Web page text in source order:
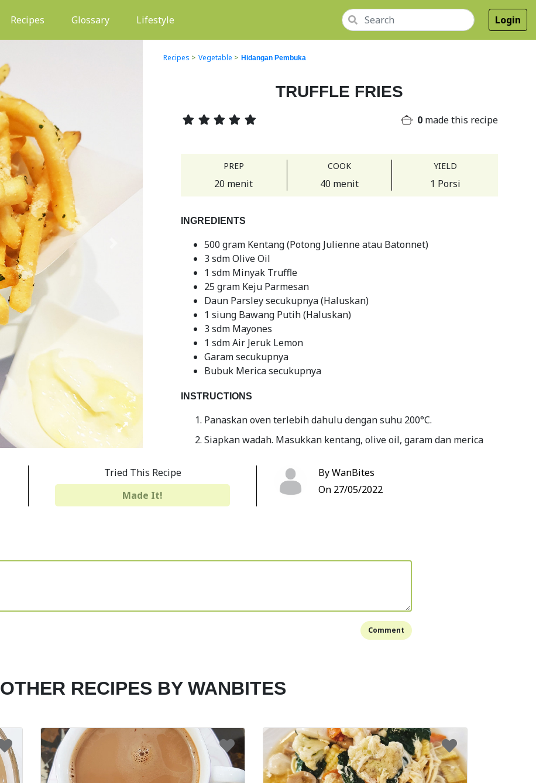
Recipes (current)Glossary Lifestyle Login
Recipes > Vegetable > Hidangan Pembuka
TRUFFLE FRIES
0 made this recipe
PREP
20 menit
COOK
40 menit
YIELD
1 Porsi
INGREDIENTS
500 gram Kentang (Potong Julienne atau Batonnet)
3 sdm Olive Oil
1 sdm Minyak Truffle
25 gram Keju Parmesan
Daun Parsley secukupnya (Haluskan)
1 siung Bawang Putih (Haluskan)
3 sdm Mayones
1 sdm Air Jeruk Lemon
Garam secukupnya
Bubuk Merica secukupnya
INSTRUCTIONS
Panaskan oven terlebih dahulu dengan suhu 200°C.
Siapkan wadah. Masukkan kentang, olive oil, garam dan merica
Setelah semua sudah diaduk rata, siapkan loyang dan lapisi
dengan baking paper. Lalu, pindahkan kentangnya ke loyang
tersebut.
oven memiliki waktu memanggang yang berbeda, sesuaikan
truffle, keju parmesan dan daun parsley. Aduk semua hingga rata.
Siapkan mangkok dan tuang french fries nya dan sajikan saat
mayones sebagai pendamping. Untuk membuatnya, siapkan
wadah dan masukkan bawang putih, mayones, air jeruk lemon,
Share Print Bookmark
Tried This Recipe
Made It!
By WanBites
On 27/05/2022
Comment
OTHER RECIPES BY WANBITES